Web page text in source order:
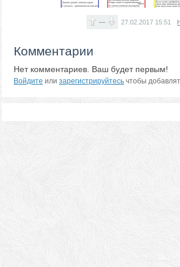
— 27.02.2017 15:51
Комментарии
Нет комментариев. Ваш будет первым!
Войдите или зарегистрируйтесь чтобы